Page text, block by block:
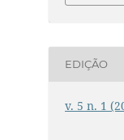
EDIÇÃO
v. 5 n. 1